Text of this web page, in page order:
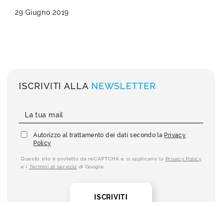
29 Giugno 2019
ISCRIVITI ALLA NEWSLETTER
Autorizzo al trattamento dei dati secondo la Privacy
Policy
Questo sito è protetto da reCAPTCHA e si applicano la Privacy Policy
e i Termini di servizio di Google.
ISCRIVITI